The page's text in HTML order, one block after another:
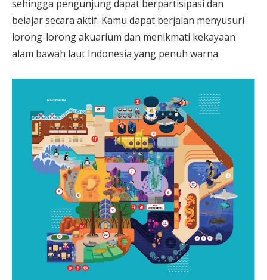
sehingga pengunjung dapat berpartisipasi dan
belajar secara aktif. Kamu dapat berjalan menyusuri
lorong-lorong akuarium dan menikmati kekayaan
alam bawah laut Indonesia yang penuh warna.